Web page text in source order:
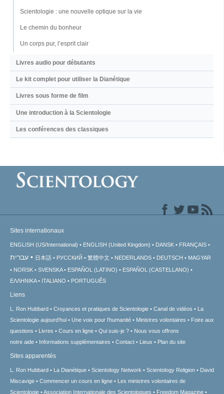
Scientologie : une nouvelle optique sur la vie
Le chemin du bonheur
Un corps pur, l’esprit clair
Livres audio pour débutants
Le kit complet pour utiliser la Dianétique
Livres sous forme de film
Une introduction à la Scientologie
Les conférences des classiques
Sites internationaux
ENGLISH (US/International) ENGLISH (United Kingdom) DANSK FRANÇAIS
עברית 日本語 РУССКИЙ 繁體中文 NEDERLANDS DEUTSCH
MAGYAR
NORSK
SVENSKA ESPAÑOL (LATINO)
ESPAÑOL (CASTELLANO)
ΕΛΛΗΝΙΚA
ITALIANO PORTUGUÊS
Liens
L. Ron Hubbard Croyances et pratiques de Scientologie Canal de vidéos
La
Scientologie aujourd’hui
Une voix pour l’humanité Ministres volontaires
Foire aux
questions
Livres Cours en ligne Qui suis-je ?
Nous vous offrons
notre aide
Informations supplémentaires Contact Lieux Plan du site
Sites apparentés
L. Ron Hubbard La Dianétique Scientology Network Scientology Religion
David
Miscavige
Commencer un cours en ligne
Les ministres volontaires de
Scientologie
Association Internationale des Scientologues Freedom Magazine